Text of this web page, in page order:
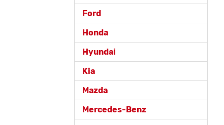
Ford
Honda
Hyundai
Kia
Mazda
Mercedes-Benz